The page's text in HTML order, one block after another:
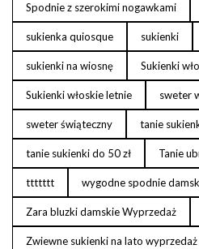
Spodnie z szerokimi nogawkami
sukienka quiosque sukienki
sukienki na wiosnę Sukienki
Sukienki włoskie letnie sweter
sweter świąteczny tanie
tanie sukienki do 50 zł Tanie
ttttttt wygodne spodnie
Zara bluzki damskie Wyprzedaż
Zwiewne sukienki na lato wyprzedaż